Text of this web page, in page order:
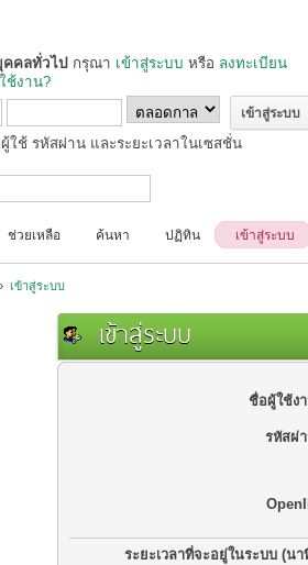
คคลทั่วไป กรุณา เข้าสู่ระบบ หรือ ลงทะเบียน
ช้งาน?
ใช้ รหัสผ่าน และระยะเวลาในเซสชั่น
ช่วยเหลือ ค้นหา ปฏิทิน เข้าสู่ระบบ
เข้าสู่ระบบ
เข้าสู่ระบบ
ชื่อผู้ใช้ง
รหัสผ่
ระยะเวลาที่จะอยู่ในระบบ (นา